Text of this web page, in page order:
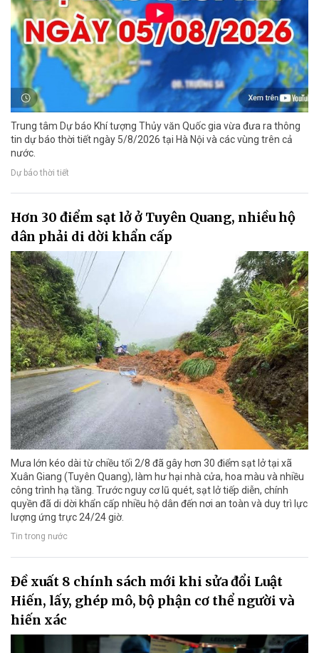
Trung tâm Dự báo Khí tượng Thủy văn Quốc gia vừa đưa ra thông
tin dự báo thời tiết ngày 5/8/2026 tại Hà Nội và các vùng trên cả
nước.
Dự báo thời tiết
Hơn 30 điểm sạt lở ở Tuyên Quang, nhiều hộ
dân phải di dời khẩn cấp
Mưa lớn kéo dài từ chiều tối 2/8 đã gây hơn 30 điểm sạt lở tại xã
Xuân Giang (Tuyên Quang), làm hư hại nhà cửa, hoa màu và nhiều
công trình hạ tầng. Trước nguy cơ lũ quét, sạt lở tiếp diễn, chính
quyền đã di dời khẩn cấp nhiều hộ dân đến nơi an toàn và duy trì lực
lượng ứng trực 24/24 giờ.
Tin trong nước
Đề xuất 8 chính sách mới khi sửa đổi Luật
Hiến, lấy, ghép mô, bộ phận cơ thể người và
hiến xác